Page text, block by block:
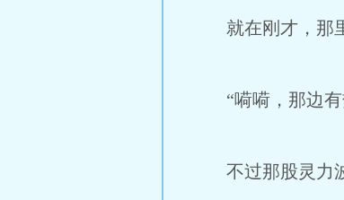
就在刚才，那里
“嗬嗬，那边有
不过那股灵力波